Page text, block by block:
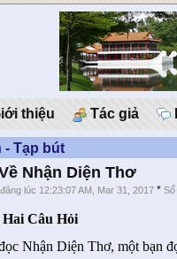
thiệu Tác giả
- Tạp bút
Nhận Diện Thơ
đăng lúc 12:23:07 AM, Mar 31, 2017 *Số
Câu Hỏi
Nhận Diện Thơ, một bạn